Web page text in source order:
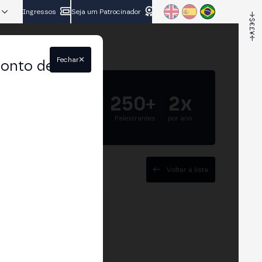
Ingressos Seja um Patrocinador
250+
Palestrantes
2x
por ano
Voltar à lista
de
Fechar